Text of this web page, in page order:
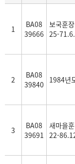
1
BA08
39666
보국훈
25-
2
BA08
39840
1984년
3
BA08
39691
새마을
22-